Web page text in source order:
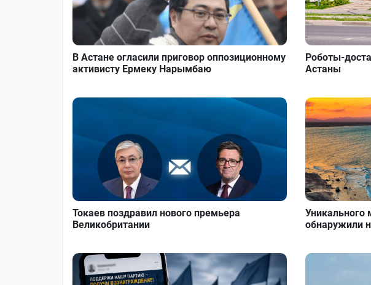
В Астане огласили приговор оппозиционному
активисту Ермеку Нарымбаю
Роботы-
Астаны
Токаев поздравил нового премьера
Великобритании
обнаружили